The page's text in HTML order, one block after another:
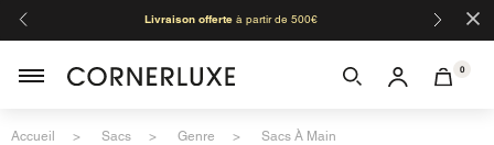
Livraison offerteà partir de 500€ ×
0
Accueil Sacs Genre Sacs À Main